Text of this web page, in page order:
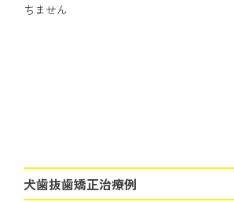
ちません
犬歯抜歯矯正治療例